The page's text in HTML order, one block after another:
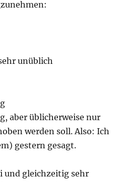
unüblich
aber üblicherweise nur
werden soll. Also: Ich
gestern gesagt.
und gleichzeitig sehr